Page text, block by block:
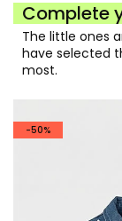
Complete
The little ones
have selected
most.
-50%